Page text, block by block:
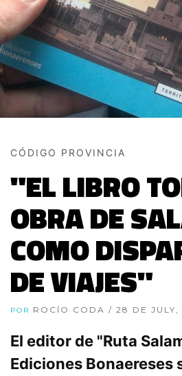
CÓDIGO PROVINCIA
"EL LIBRO
OBRA DE
COMO
DE VIAJES"
POR ROCÍO CODA / 28 DE JULY,
El editor de "Ruta
Ediciones Bonaereses